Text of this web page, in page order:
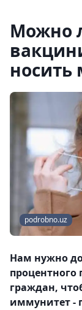
Можно
носить
podrobno.uz
Нам нужно
граждан,
иммунитет -